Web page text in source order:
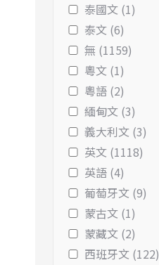
泰國文 (1)
泰文 (6)
無 (1159)
粵文 (1)
粵語 (2)
緬甸文 (3)
義大利文 (3)
英文 (1118)
英語 (4)
葡萄牙文 (9)
蒙古文 (1)
蒙藏文 (2)
西班牙文 (122)